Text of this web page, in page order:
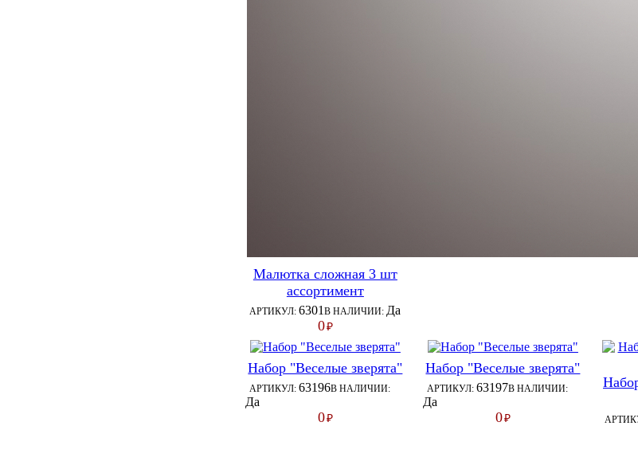
Малютка сложная 3 шт
ассортимент
АРТИКУЛ: 6301 В НАЛИЧИИ: Да
0₽
Набор "Веселые зверята"
АРТИКУЛ: 63196В НАЛИЧИИ:
Да
0₽
Набор "Веселые зверята"
АРТИКУЛ:63197В НАЛИЧИИ:
Да
0₽